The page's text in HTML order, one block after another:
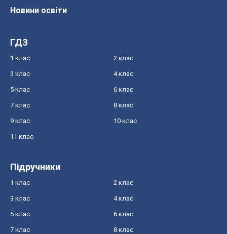
Новини освіти
ГДЗ
1 клас 2 клас
3 клас 4 клас
5 клас 6 клас
7 клас 8 клас
9 клас 10 клас
11 клас
Підручники
1 клас 2 клас
3 клас 4 клас
5 клас 6 клас
7 клас 8 клас